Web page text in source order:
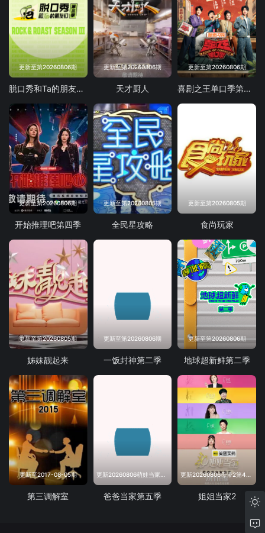
更新至第20260806期
脱口秀和Ta的朋友们第三季
更新至第20260806期
天才厨人
更新至第20260806期
喜剧之王单口季第三季
更新至第20260806期
开始推理吧第四季
更新至第20260805期
全民星攻略
更新至第20260805期
食尚玩家
更新至第20260805期
姊妹靓起来
更新至第20260806期
一饭封神第二季
更新至第20260806期
地球超新鲜第二季
更新至2017-08-05期
第三调解室 爸爸当家第五季
更新20260806母带2第4期下
姐姐当家2